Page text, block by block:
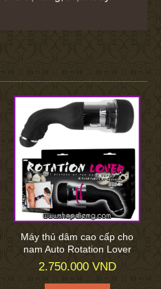
Máy thủ dâm cao cấp cho
nam Auto Rotation Lover
2.750.000 VND